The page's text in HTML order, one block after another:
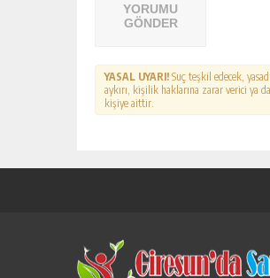
YORUMU
GÖNDER
YASAL UYARI! Suç teşkil edecek,
aykırı, kişilik haklarına zarar verici
kişiye aittir.